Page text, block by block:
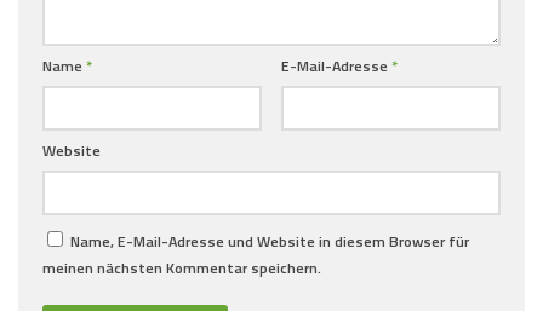
Name * E-Mail-Adresse *
Website
Name, E-Mail-Adresse und Website in diesem Browser für
meinen nächsten Kommentar speichern.